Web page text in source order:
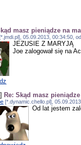
masz pieniądze na
[*.jmdi.pl], 05.09.2013, 00:34:50,
JEZUSIE Z MARYJĄ
Joe zalogował się na
Re: Skąd masz
[*.dynamic.chello.pl],
Od lat jestem